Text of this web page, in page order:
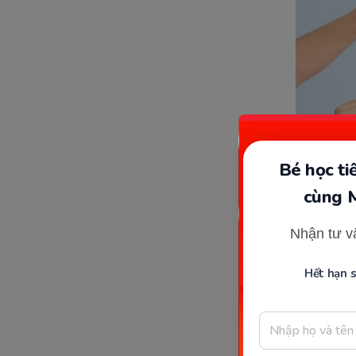
Bé học
cùng
Nhận tư
Hết hạn
Biện
Điều
nhưng
dẫn sử
ngoài ý